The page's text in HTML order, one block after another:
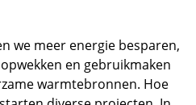
we meer energie besparen,
en gebruikmaken
warmtebronnen. Hoe